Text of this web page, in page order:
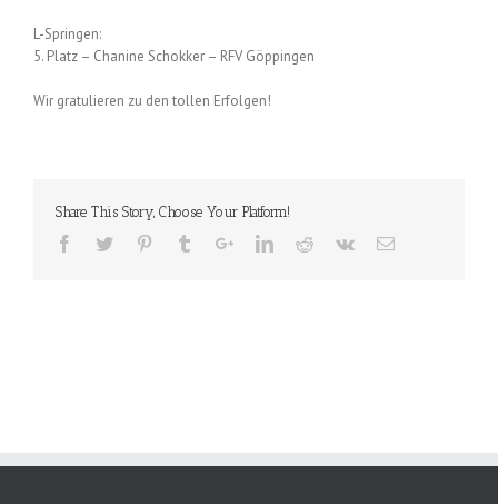
L-Springen:
5. Platz – Chanine Schokker – RFV Göppingen
Wir gratulieren zu den tollen Erfolgen!
Share This Story, Choose Your Platform!